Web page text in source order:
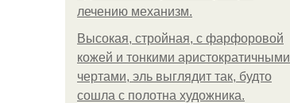
лечению механизм.
Высокая, стройная, с фарфоровой
кожей и тонкими аристократичными
чертами, эль выглядит так, будто
сошла с полотна художника.